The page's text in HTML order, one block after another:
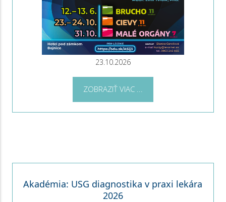
23.10.2026
ZOBRAZIŤ VIAC ...
Akadémia: USG diagnostika v praxi lekára
2026